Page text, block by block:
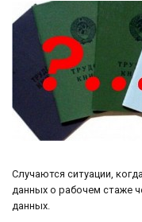
Случаются ситуации,
данных о рабочем стаже
данных.